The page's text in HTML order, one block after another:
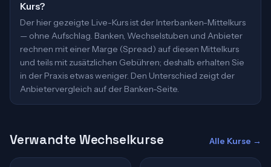
Kurs?
Der hier gezeigte Live-Kurs ist der Interbanken-Mittelkurs
— ohne Aufschlag. Banken, Wechselstuben und Anbieter
rechnen mit einer Marge (Spread) auf diesen Mittelkurs
und teils mit zusätzlichen Gebühren; deshalb erhalten Sie
in der Praxis etwas weniger. Den Unterschied zeigt der
Anbietervergleich auf der Banken-Seite.
Verwandte Wechselkurse Alle Kurse →